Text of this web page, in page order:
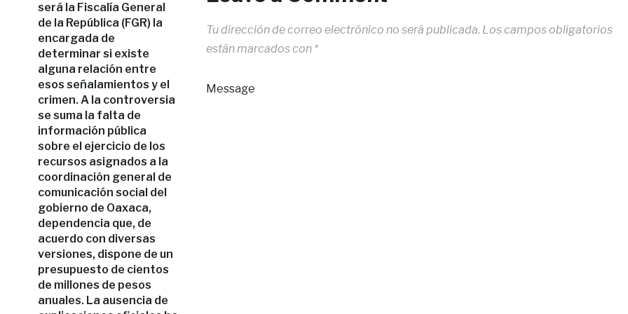
será la Fiscalía General
de la República (FGR) la
encargada de
determinar si existe
alguna relación entre
esos señalamientos y el
crimen. A la controversia
se suma la falta de
información pública
sobre el ejercicio de los
recursos asignados a la
coordinación general de
comunicación social del
gobierno de Oaxaca,
dependencia que, de
acuerdo con diversas
versiones, dispone de un
presupuesto de cientos
de millones de pesos
anuales. La ausencia de
Tu dirección de correo electrónico no será publicada. Los campos obligatorios
están marcados con *
Message